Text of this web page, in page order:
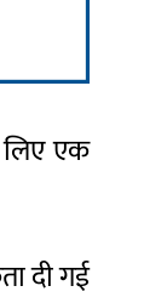
लिए एक
दी गई